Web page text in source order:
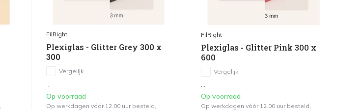
FilRight
Plexiglas - Glitter Grey 300 x
300
Vergelijk
Op voorraad
Op werkdagen vóór 12.00 uur besteld,
FilRight
Plexiglas - Glitter Pink 300 x
600
Vergelijk
Op voorraad
Op werkdagen vóór 12.00 uur besteld,